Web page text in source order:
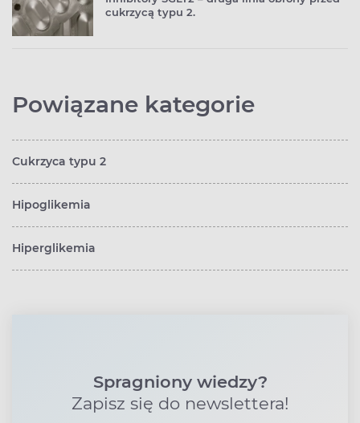
cukrzycą typu 2.
Powiązane kategorie
Cukrzyca typu 2
Hipoglikemia
Hiperglikemia
Spragniony wiedzy?
Zapisz się do newslettera!